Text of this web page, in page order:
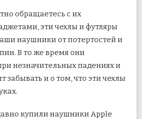
обращаетесь с их
эти чехлы и футляры
наушники от потертостей и
В то же время они
незначительных падениях и
забывать и о том, что эти чехлы
купили наушники Apple